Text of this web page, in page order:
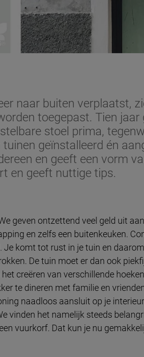
naar buiten verplaatst,
toegepast. Tien jaar
stoel prima,
geïnstalleerd én
en geeft een vorm
en geeft nuttige tips.
geven ontzettend veel geld uit
en zelfs een buitenkeuken.
komt tot rust in je tuin en
De tuin moet er dan ook
creëren van verschillende
te dineren met familie en
naadloos aansluit op je
vinden het namelijk steeds
vuurkorf. Dat kun je nu